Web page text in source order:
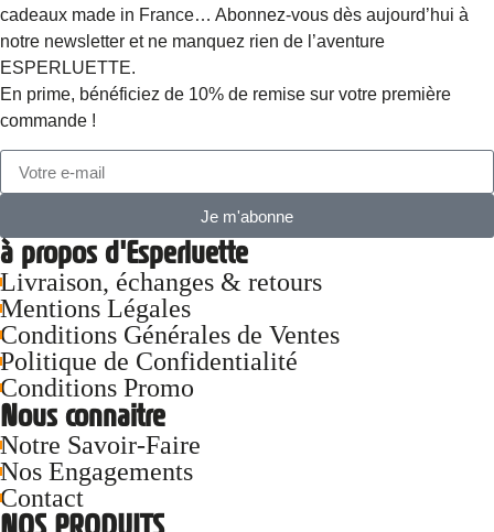
cadeaux made in France… Abonnez-vous dès aujourd’hui à
notre newsletter et ne manquez rien de l’aventure
ESPERLUETTE.
En prime, bénéficiez de 10% de remise sur votre première
commande !
Je m'abonne
à propos d'Esperluette
Livraison, échanges & retours
Mentions Légales
Conditions Générales de Ventes
Politique de Confidentialité
Conditions Promo
Nous connaitre
Notre Savoir-Faire
Nos Engagements
Contact